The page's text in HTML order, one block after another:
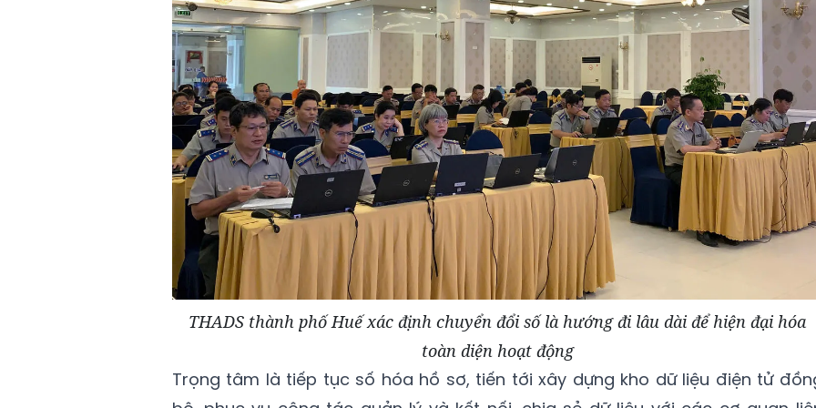
THADS thành phố Huế xác định chuyển đổi số là hướng đi lâu dài để hiện đại hóa
toàn diện hoạt động
Trọng tâm là tiếp tục số hóa hồ sơ, tiến tới xây dựng kho dữ liệu điện tử